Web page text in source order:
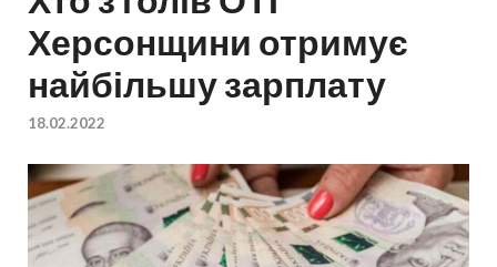
Херсонщини отримує
найбільшу зарплату
18.02.2022